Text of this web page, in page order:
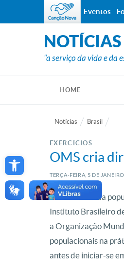
Open toolbar
NOTÍCIAS
"a serviço da vida e da
HOME
Notícias Brasil
EXERCÍCIOS
OMS cria
TERÇA-FEIRA, 5 DE JANEIRO
Mais de 40% da
Instituto Brasileiro
a Organização
populacionais na
antes de iniciar-se
Eventos